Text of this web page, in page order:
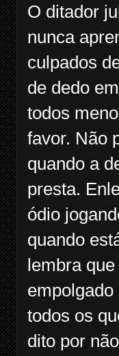
O ditador
nunca
culpados
de dedo
todos
favor. Não
quando a
presta.
ódio
quando
lembra
todos os
dito por